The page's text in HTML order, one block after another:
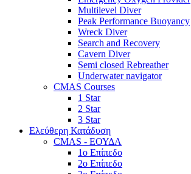
Multilevel Diver
Peak Performance Buoyancy
Wreck Diver
Search and Recovery
Cavern Diver
Semi closed Rebreather
Underwater navigator
CMAS Courses
1 Star
2 Star
3 Star
Ελεύθερη Κατάδυση
CMAS - ΕΟΥΔΑ
1ο Επίπεδο
2ο Επίπεδο